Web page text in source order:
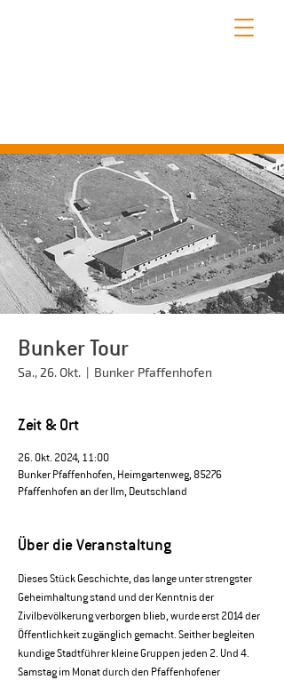
Bunker Tour
Sa., 26. Okt.
  |
Bunker Pfaffenhofen
Zeit & Ort
26. Okt. 2024, 11:00
Bunker Pfaffenhofen, Heimgartenweg, 85276
Pfaffenhofen an der Ilm, Deutschland
Über die Veranstaltung
Dieses Stück Geschichte, das lange unter strengster
Geheimhaltung stand und der Kenntnis der
Zivilbevölkerung verborgen blieb, wurde erst 2014 der
Öffentlichkeit zugänglich gemacht. Seither begleiten
kundige Stadtführer kleine Gruppen jeden 2. Und 4.
Samstag im Monat durch den Pfaffenhofener